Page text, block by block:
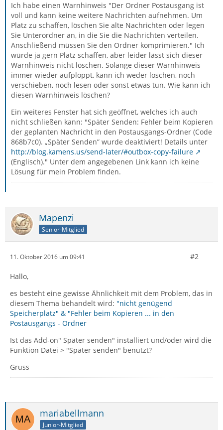
Ich habe einen Warnhinweis "Der Ordner Postausgang ist
voll und kann keine weitere Nachrichten aufnehmen. Um
Platz zu schaffen, löschen Sie alte Nachrichten oder legen
Sie Unterordner an, in die Sie die Nachrichten verteilen.
Anschließend müssen Sie den Ordner komprimieren." Ich
würde ja gern Platz schaffen, aber leider lässt sich dieser
Warnhinweis nicht löschen. Solange dieser Warnhinweis
immer wieder aufploppt, kann ich weder löschen, noch
verschieben, noch lesen oder sonst etwas tun. Wie kann ich
diesen Warnhinweis löschen?
Ein weiteres Fenster hat sich geöffnet, welches ich auch
nicht schließen kann: "Später Senden: Fehler beim Kopieren
der geplanten Nachricht in den Postausgangs-Ordner (Code
868b7c0). „Später Senden” wurde deaktiviert! Details unter
http://blog.kamens.us/send-later/#outbox-copy-failure
(Englisch)." Unter dem angegebenen Link kann ich keine
Lösung für mein Problem finden.
Mapenzi
Senior-Mitglied
11. Oktober 2016 um 09:41 #2
Hallo,
es besteht eine gewisse Ähnlichkeit mit dem Problem, das in
diesem Thema behandelt wird: "nicht genügend
Speicherplatz" & "Fehler beim Kopieren ... in den
Postausgangs - Ordner
Ist das Add-on" Später senden" installiert und/oder wird die
Funktion Datei > "Später senden" benutzt?
Gruss
mariabellmann
Junior-Mitglied